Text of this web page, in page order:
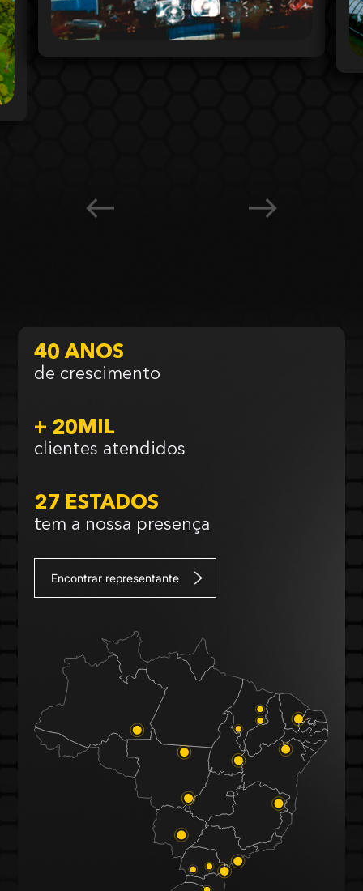
40 ANOS
de crescimento
+ 20MIL
clientes atendidos
27 ESTADOS
tem a nossa presença
Encontrar representante